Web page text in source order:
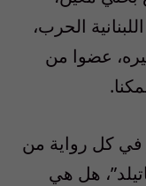
الحرب،
عضوا من
في كل رواية من
هل هي